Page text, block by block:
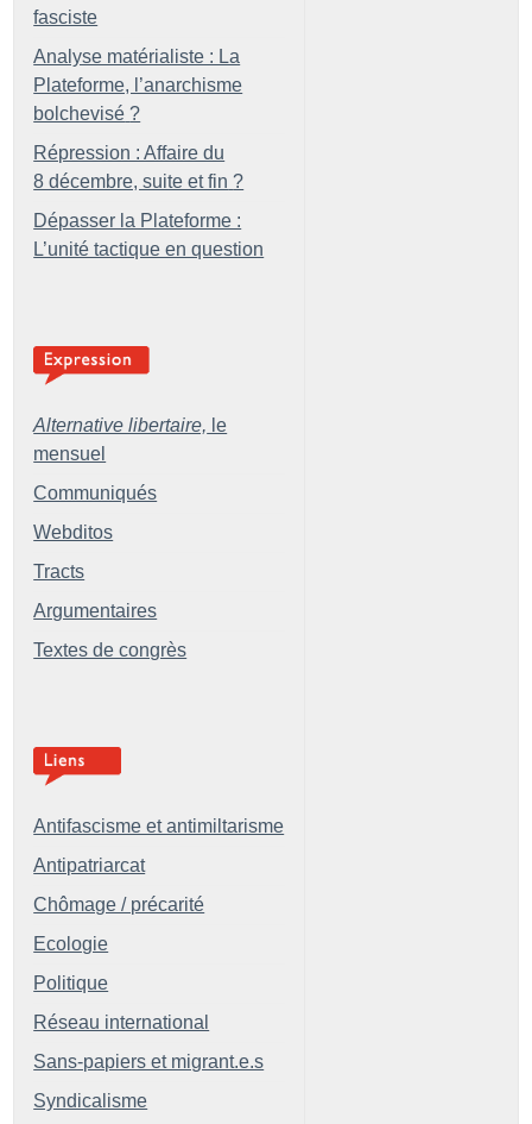
fasciste
Analyse matérialiste : La
Plateforme, l’anarchisme
bolchevisé ?
Répression : Affaire du
8 décembre, suite et fin ?
Dépasser la Plateforme :
L’unité tactique en question
Alternative libertaire, le
mensuel
Communiqués
Webditos
Tracts
Argumentaires
Textes de congrès
Antifascisme et antimiltarisme
Antipatriarcat
Chômage / précarité
Ecologie
Politique
Réseau international
Sans-papiers et migrant.e.s
Syndicalisme